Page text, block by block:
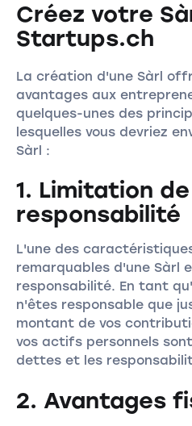
Créez votre
Startups.ch
La création d'une Sàrl
avantages aux
quelques-unes des
lesquelles vous devriez
Sàrl :
1. Limitation de
responsabilité
L'une des
remarquables d'une Sàrl
responsabilité. En tant
n'êtes responsable que
montant de vos
vos actifs personnels
dettes et les
2. Avantages